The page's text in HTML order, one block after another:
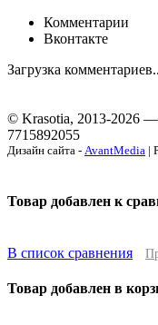
Комментарии
Вконтакте
Загрузка
© Krasotia, 2013-2026
7715892055
Дизайн сайта - AvantMedia |
Товар добавлен к
В список сравнения
Товар добавлен в